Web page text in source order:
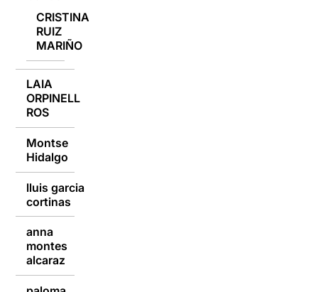
CRISTINA
RUIZ
MARIÑO
LAIA
ORPINELL
ROS
Montse
Hidalgo
lluis garcia
cortinas
anna
montes
alcaraz